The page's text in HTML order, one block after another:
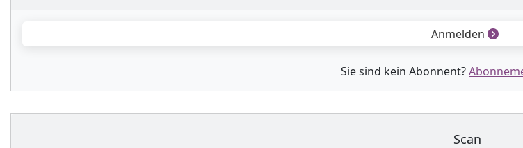
Anmelden
Sie sind kein Abonnent?
Scan